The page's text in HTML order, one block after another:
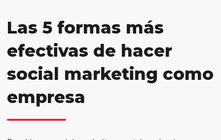
Las 5 formas más
efectivas de hacer
social marketing como
empresa